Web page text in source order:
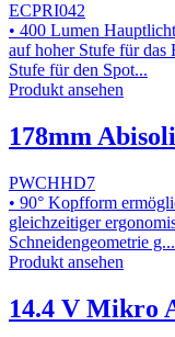
ECPRI042
• 400 Lumen
auf hoher Stufe für das
Stufe für den Spot...
Produkt ansehen
178mm
PWCHHD7
• 90° Kopfform
gleichzeitiger
Schneidengeometrie g...
Produkt ansehen
14.4 V Mikro